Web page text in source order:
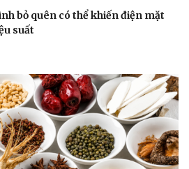
bỏ quên có thể khiến điện mặt
suất